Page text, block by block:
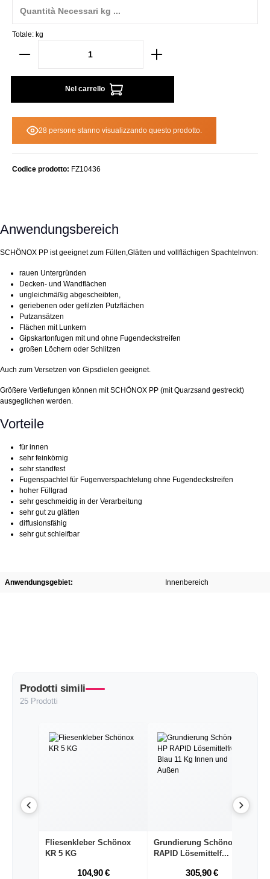
Totale: kg
Nel carrello
28 persone stanno visualizzando questo prodotto.
Codice prodotto: FZ10436
Anwendungsbereich
SCHÖNOX PP ist geeignet zum Füllen,Glätten und vollflächigen Spachtelnvon:
rauen Untergründen
Decken- und Wandflächen
ungleichmäßig abgescheibten,
geriebenen oder gefilzten Putzflächen
Putzansätzen
Flächen mit Lunkern
Gipskartonfugen mit und ohne Fugendeckstreifen
großen Löchern oder Schlitzen
Auch zum Versetzen von Gipsdielen geeignet.
Größere Vertiefungen können mit SCHÖNOX PP (mit Quarzsand gestreckt)
ausgeglichen werden.
Vorteile
für innen
sehr feinkörnig
sehr standfest
Fugenspachtel für Fugenverspachtelung ohne Fugendeckstreifen
hoher Füllgrad
sehr geschmeidig in der Verarbeitung
sehr gut zu glätten
diffusionsfähig
sehr gut schleifbar
Anwendungsgebiet: Innenbereich
Prodotti simili
25 Prodotti
Fliesenkleber Schönox
KR 5 KG
104,90 €
Grundierung Schönox HP
RAPID Lösemittelf...
305,90 €